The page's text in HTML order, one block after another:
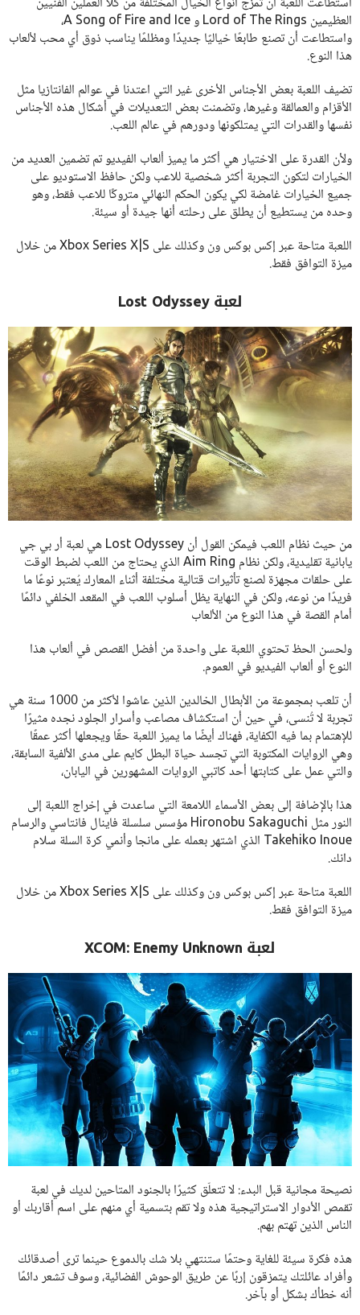
العظيمين Lord of The Rings و A Song of Fire and Ice،
واستطاعت أن تصنع طابعًا خياليًا جديدًا ومظلمًا يناسب ذوق أي محب لألعاب
هذا النوع.
تضيف اللعبة بعض الأجناس الأخرى غير التي اعتدنا في عوالم الفانتازيا مثل
الأقزام والعمالقة وغيرها، وتضمنت بعض التعديلات في أشكال هذه الأجناس
نفسها والقدرات التي يمتلكونها ودورهم في عالم اللعب.
ولأن القدرة على الاختيار هي أكثر ما يميز ألعاب الفيديو تم تضمين العديد من
الخيارات لتكون التجربة أكثر شخصية للاعب ولكن حافظ الاستوديو على
جميع الخيارات غامضة لكي يكون الحكم النهائي متروكًا للاعب فقط، وهو
وحده من يستطيع أن يطلق على رحلته أنها جيدة أو سيئة.
اللعبة متاحة عبر إكس بوكس ون وكذلك على Xbox Series X|S من خلال
ميزة التوافق فقط.
لعبة Lost Odyssey
من حيث نظام اللعب فيمكن القول أن Lost Odyssey هي لعبة أر بي جي
يابانية تقليدية، ولكن نظام Aim Ring الذي يحتاج من اللعب لضبط الوقت
على حلقات مجهزة لصنع تأثيرات قتالية مختلفة أثناء المعارك يُعتبر نوعًا ما
فريدًا من نوعه، ولكن في النهاية يظل أسلوب اللعب في المقعد الخلفي دائمًا
أمام القصة في هذا النوع من الألعاب
ولحسن الحظ تحتوي اللعبة على واحدة من أفضل القصص في ألعاب هذا
النوع أو ألعاب الفيديو في العموم.
أن تلعب بمجموعة من الأبطال الخالدين الذين عاشوا لأكثر من 1000 سنة هي
تجربة لا تُنسى، في حين أن استكشاف مصاعب وأسرار الجلود نجده مثيرًا
للإهتمام بما فيه الكفاية، فهناك أيضًا ما يميز اللعبة حقًا ويجعلها أكثر عمقًا
وهي الروايات المكتوبة التي تجسد حياة البطل كايم على مدى الألفية السابقة،
والتي عمل على كتابتها أحد كاتبي الروايات المشهورين في اليابان،
هذا بالإضافة إلى بعض الأسماء اللامعة التي ساعدت في إخراج اللعبة إلى
النور مثل Hironobu Sakaguchi مؤسس سلسلة فاينال فانتاسي والرسام
Takehiko Inoue الذي اشتهر بعمله على مانجا وأنمي كرة السلة سلام
دانك.
اللعبة متاحة عبر إكس بوكس ون وكذلك على Xbox Series X|S من خلال
ميزة التوافق فقط.
لعبة XCOM: Enemy Unknown
نصيحة مجانية قبل البدء: لا تتعلّق كثيرًا بالجنود المتاحين لديك في لعبة
تقمص الأدوار الاستراتيجية هذه ولا تقم بتسمية أي منهم على اسم أقاربك أو
الناس الذين تهتم بهم.
هذه فكرة سيئة للغاية وحتمًا ستنتهي بلا شك بالدموع حينما ترى أصدقائك
وأفراد عائلتك يتمزقون إربًا عن طريق الوحوش الفضائية، وسوف تشعر دائمًا
أنه خطأك بشكل أو بآخر.